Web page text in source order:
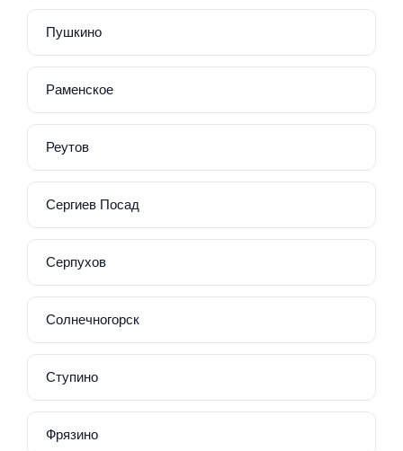
Пушкино
Раменское
Реутов
Сергиев Посад
Серпухов
Солнечногорск
Ступино
Фрязино